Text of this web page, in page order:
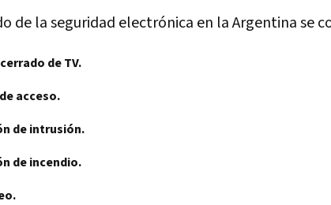
de la seguridad electrónica en la Argentina se
de TV.
acceso.
de intrusión.
de incendio.